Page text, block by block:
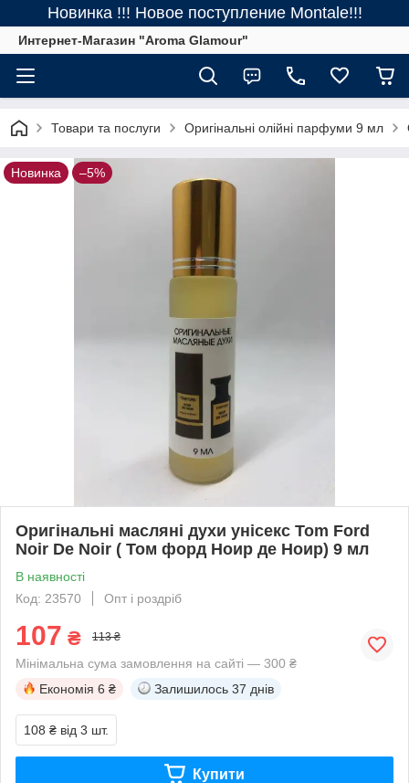
Новинка !!! Новое поступление Montale!!!
Интернет-Магазин "Aroma Glamour"
Товари та послуги Оригінальні олійні парфуми 9 мл
Новинка –5%
Оригінальні масляні духи унісекс Tom Ford
Noir De Noir ( Том форд Ноир де Ноир) 9 мл
В наявності
Код: 23570
Опт і роздріб
107 ₴ 113 ₴
Мінімальна сума замовлення на сайті — 300 ₴
Економія 6 ₴ Залишилось 37 днів
108 ₴ від 3 шт.
Купити